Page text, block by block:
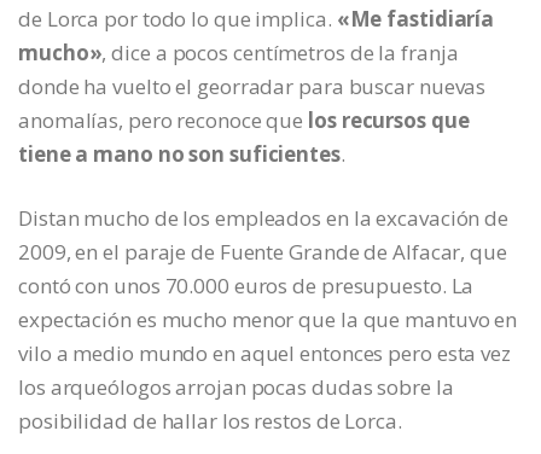
de Lorca por todo lo que implica. «Me fastidiaría
mucho», dice a pocos centímetros de la franja
donde ha vuelto el georradar para buscar nuevas
anomalías, pero reconoce que los recursos que
tiene a mano no son suficientes.
Distan mucho de los empleados en la excavación de
2009, en el paraje de Fuente Grande de Alfacar, que
contó con unos 70.000 euros de presupuesto. La
expectación es mucho menor que la que mantuvo en
vilo a medio mundo en aquel entonces pero esta vez
los arqueólogos arrojan pocas dudas sobre la
posibilidad de hallar los restos de Lorca.